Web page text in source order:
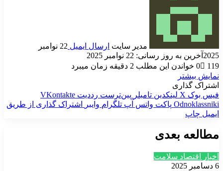
مدیر سایت ارسال ایمیل
22 نوامبر
2025 آخرین به روز رسانی: 22 نوامبر 2025
0
119
خواندن این مطلب 2 دقیقه زمان میبرد
نمایش بیشتر
اشتراک گذاری
فیس بوک X لینکدین ‫تامبلر ‫پین‌ترست ‫رددیت ‫VKontakte
‫Odnoklassniki پاکت واتس آپ تلگرام وایبر
اشتراک گذاری از طریق
ایمیل چاپ
مطالعه بعدی
اخبار اقتصاد سلامت
6 دسامبر 2025